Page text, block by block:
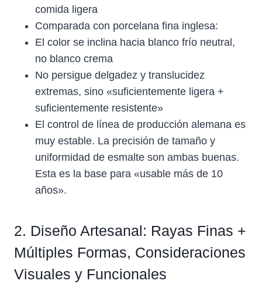
comida ligera
Comparada con porcelana fina inglesa:
El color se inclina hacia blanco frío neutral,
no blanco crema
No persigue delgadez y translucidez
extremas, sino «suficientemente ligera +
suficientemente resistente»
El control de línea de producción alemana es
muy estable. La precisión de tamaño y
uniformidad de esmalte son ambas buenas.
Esta es la base para «usable más de 10
años».
2. Diseño Artesanal: Rayas Finas +
Múltiples Formas, Consideraciones
Visuales y Funcionales